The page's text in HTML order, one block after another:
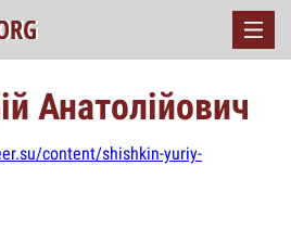
Анатолійович
content/shishkin-yuriy-